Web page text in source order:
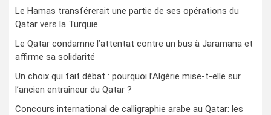
Le Hamas transférerait une partie de ses opérations du
Qatar vers la Turquie
Le Qatar condamne l’attentat contre un bus à Jaramana et
affirme sa solidarité
Un choix qui fait débat : pourquoi l’Algérie mise-t-elle sur
l’ancien entraîneur du Qatar ?
Concours international de calligraphie arabe au Qatar: les